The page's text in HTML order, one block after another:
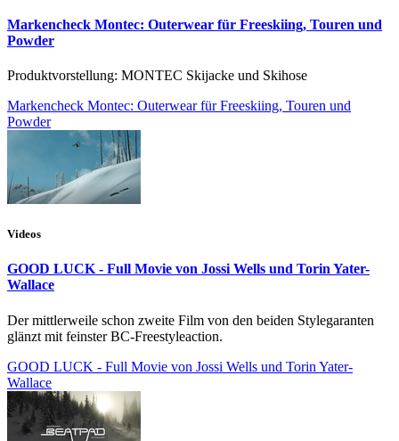
Markencheck Montec: Outerwear für Freeskiing, Touren und
Powder
Produktvorstellung: MONTEC Skijacke und Skihose
Markencheck Montec: Outerwear für Freeskiing, Touren und
Powder
Videos
GOOD LUCK - Full Movie von Jossi Wells und Torin Yater-
Wallace
Der mittlerweile schon zweite Film von den beiden Stylegaranten
glänzt mit feinster BC-Freestyleaction.
GOOD LUCK - Full Movie von Jossi Wells und Torin Yater-
Wallace